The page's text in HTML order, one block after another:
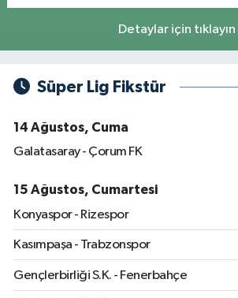
Detaylar için tıklayın
Süper Lig Fikstür
14 Ağustos, Cuma
Galatasaray - Çorum FK
15 Ağustos, Cumartesi
Konyaspor - Rizespor
Kasımpaşa - Trabzonspor
Gençlerbirliği S.K. - Fenerbahçe